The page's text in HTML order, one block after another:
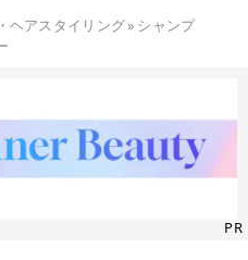
ヘアスタイリング» シャンプ
PR